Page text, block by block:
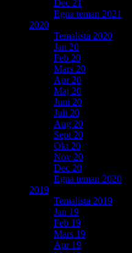
Dec 21
Egna teman 2021
2020
Temalista 2020
Jan 20
Feb 20
Mars 20
Apr 20
Maj 20
Juni 20
Juli 20
Aug 20
Sept 20
Okt 20
Nov 20
Dec 20
Egna teman 2020
2019
Temalista 2019
Jan 19
Feb 19
Mars 19
Apr 19